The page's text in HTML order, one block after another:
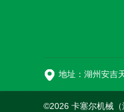
地址：湖州安吉
©2026 卡塞尔机械（